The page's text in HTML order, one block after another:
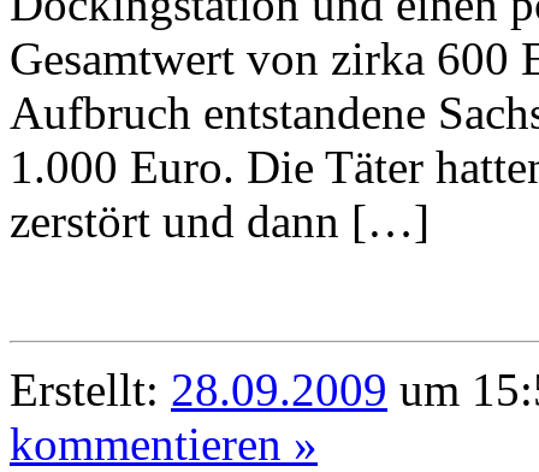
Gesamtwert von zirka 600
Aufbruch entstandene
1.000 Euro. Die Täter
zerstört und dann […]
Erstellt: 28.09.2009 um
kommentieren »